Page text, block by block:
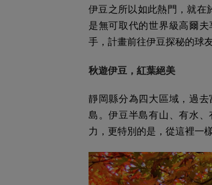
伊豆之所以如此熱門，就在
是無可取代的世界級高爾
手，計畫前往伊豆探秘的球
秋遊伊豆，紅葉絕美
靜岡縣分為四大區域，過
島。伊豆半島有山、有水
力，更特別的是，從這裡一